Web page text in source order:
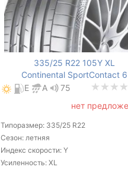
335/25 R22 105Y XL
Continental SportContact 6
E
A
75
нет
Типоразмер: 335/25 R22
Сезон: летняя
Индекс скорости: Y
Усиленность: XL